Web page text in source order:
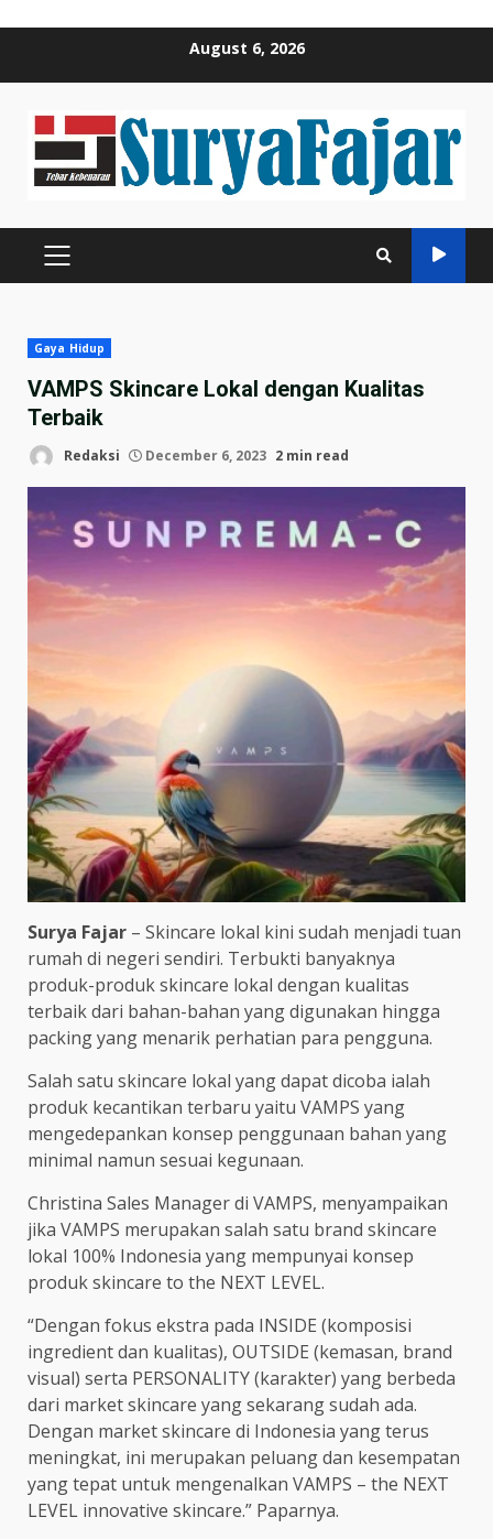
August 6, 2026
PRIMARY
Gaya Hidup
VAMPS Skincare Lokal dengan Kualitas
Terbaik
Redaksi December 6, 2023 2 min read
Surya Fajar – Skincare lokal kini sudah menjadi tuan
rumah di negeri sendiri. Terbukti banyaknya
produk-produk skincare lokal dengan kualitas
terbaik dari bahan-bahan yang digunakan hingga
packing yang menarik perhatian para pengguna.
Salah satu skincare lokal yang dapat dicoba ialah
produk kecantikan terbaru yaitu VAMPS yang
mengedepankan konsep penggunaan bahan yang
minimal namun sesuai kegunaan.
Christina Sales Manager di VAMPS, menyampaikan
jika VAMPS merupakan salah satu brand skincare
lokal 100% Indonesia yang mempunyai konsep
produk skincare to the NEXT LEVEL.
“Dengan fokus ekstra pada INSIDE (komposisi
ingredient dan kualitas), OUTSIDE (kemasan, brand
visual) serta PERSONALITY (karakter) yang berbeda
dari market skincare yang sekarang sudah ada.
Dengan market skincare di Indonesia yang terus
meningkat, ini merupakan peluang dan kesempatan
yang tepat untuk mengenalkan VAMPS – the NEXT
LEVEL innovative skincare.” Paparnya.